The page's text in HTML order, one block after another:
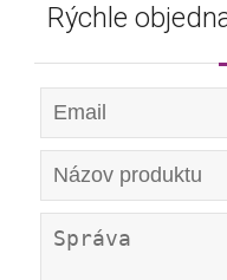
Rýchle